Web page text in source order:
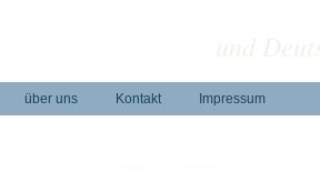
und
über uns Kontakt Impressum